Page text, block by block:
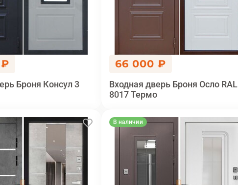
Броня Консул 3
66 000 ₽
Входная дверь Броня Осло RAL
8017 Термо
В наличии